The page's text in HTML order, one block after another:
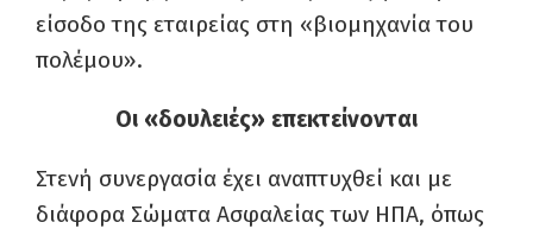
είσοδο της εταιρείας στη «βιομηχανία του
πολέμου».
Οι «δουλειές» επεκτείνονται
Στενή συνεργασία έχει αναπτυχθεί και με
διάφορα Σώματα Ασφαλείας των ΗΠΑ, όπως